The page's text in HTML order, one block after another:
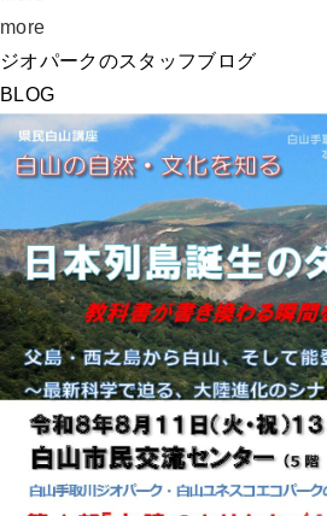
more
ジオパークのスタッフブログ
BLOG